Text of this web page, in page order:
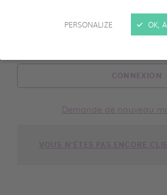
PERSONALIZE OK,
CONNEXION
Demande de nouveau
VOUS N'ÊTES PAS ENCORE